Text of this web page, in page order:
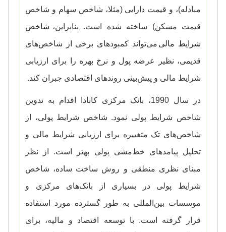
مبادله)، و قیمت دارایی (مثلا، شاخص سهام و شاخص
قیمت مسکن) ساخته شده است. بنابراین،شاخص
شرایط مالیمی‌تواند کمبودهای برخی از شاخص‌های
قدیمی، نظیر عرضه پول و نرخ بهره را برای ارزیابی
شرایط مالی و پیش‌بینی روندهای اقتصادی جبران کند.
در سال 1990، بانک مرکزی کانادا اقدام به تدوین
شاخص شرایط پولی نمود. شاخص شرایط پولی، از
شاخص‌های تک متغییره برای ارزیابی شرایط مالی و
تحلیل پیامدهای خط‌مشی پولی بهتر است. از نظر
مبنای نظری منطقی و روش ساخت ساده، شاخص
شرایط پولی در بسیاری از بانک‌های مرکزی و
موسسات بین‌المللی به طور گسترده مورد استفاده
قرار گرفته است. با توسعه اقتصاد و مالیه، برای